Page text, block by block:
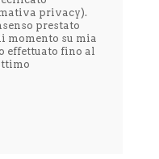
privacy).
prestato
momento su mia
effettuato fino al